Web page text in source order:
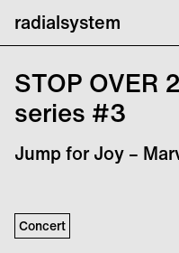
radialsystem
STOP OVER
series #3
Jump for Joy –
Concert